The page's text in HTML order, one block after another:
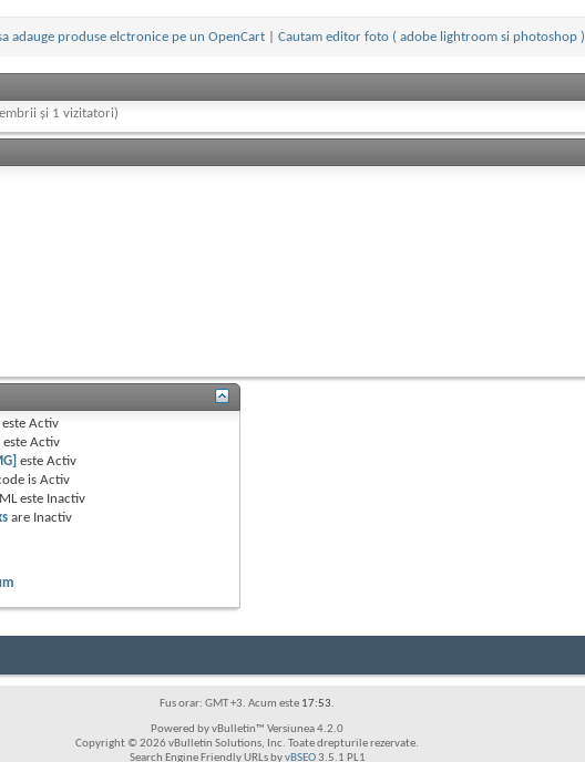
adauge produse elctronice pe un OpenCart Cautam editor foto ( adobe lightroom si photoshop )
și 1 vizitatori)
esteActiv
esteActiv
esteActiv
isActiv
este Inactiv
are Inactiv
Fus orar: GMT +3. Acum este 17:53.
Powered by vBulletin™ Versiunea 4.2.0
Copyright © 2026 vBulletin Solutions, Inc. Toate drepturile rezervate.
Search Engine Friendly URLs byvBSEO3.5.1 PL1